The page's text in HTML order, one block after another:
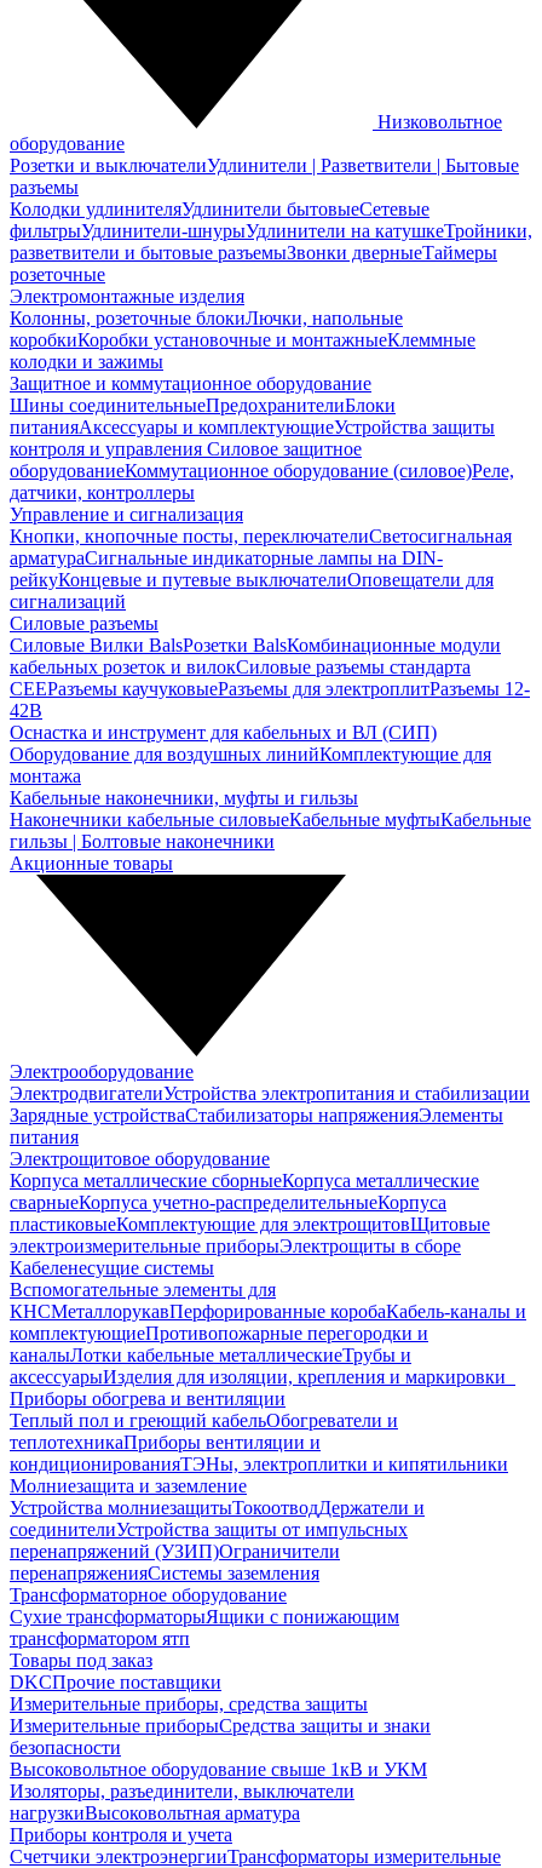
Низковольтное
оборудование
Розетки и выключателиУдлинители | Разветвители | Бытовые
разъемы
Колодки удлинителяУдлинители бытовыеСетевые
фильтрыУдлинители-шнурыУдлинители на катушкеТройники,
разветвители и бытовые разъемыЗвонки дверныеТаймеры
розеточные
Электромонтажные изделия
Колонны, розеточные блокиЛючки, напольные
коробкиКоробки установочные и монтажныеКлеммные
колодки и зажимы
Защитное и коммутационное оборудование
Шины соединительныеПредохранителиБлоки
питанияАксессуары и комплектующиеУстройства защиты
контроля и управления Силовое защитное
оборудованиеКоммутационное оборудование (силовое)Реле,
датчики, контроллеры
Управление и сигнализация
Кнопки, кнопочные посты, переключателиСветосигнальная
арматураСигнальные индикаторные лампы на DIN-
рейкуКонцевые и путевые выключателиОповещатели для
сигнализаций
Силовые разъемы
Силовые Вилки BalsРозетки BalsКомбинационные модули
кабельных розеток и вилокСиловые разъемы стандарта
CEEРазъемы каучуковыеРазъемы для электроплитРазъемы 12-
42В
Оснастка и инструмент для кабельных и ВЛ (СИП)
Оборудование для воздушных линийКомплектующие для
монтажа
Кабельные наконечники, муфты и гильзы
Наконечники кабельные силовыеКабельные муфтыКабельные
гильзы | Болтовые наконечники
Акционные товары
Электрооборудование
ЭлектродвигателиУстройства электропитания и стабилизации
Зарядные устройстваСтабилизаторы напряженияЭлементы
питания
Электрощитовое оборудование
Корпуса металлические сборныеКорпуса металлические
сварныеКорпуса учетно-распределительныеКорпуса
пластиковыеКомплектующие для электрощитовЩитовые
электроизмерительные приборыЭлектрощиты в сборе
Кабеленесущие системы
Вспомогательные элементы для
КНСМеталлорукавПерфорированные коробаКабель-каналы и
комплектующиеПротивопожарные перегородки и
каналыЛотки кабельные металлическиеТрубы и
аксессуарыИзделия для изоляции, крепления и маркировки
Приборы обогрева и вентиляции
Теплый пол и греющий кабельОбогреватели и
теплотехникаПриборы вентиляции и
кондиционированияТЭНы, электроплитки и кипятильники
Молниезащита и заземление
Устройства молниезащитыТокоотводДержатели и
соединителиУстройства защиты от импульсных
перенапряжений (УЗИП)Ограничители
перенапряженияСистемы заземления
Трансформаторное оборудование
Сухие трансформаторыЯщики с понижающим
трансформатором ятп
Товары под заказ
DKCПрочие поставщики
Измерительные приборы, средства защиты
Измерительные приборыСредства защиты и знаки
безопасности
Высоковольтное оборудование свыше 1кВ и УКМ
Изоляторы, разъединители, выключатели
нагрузкиВысоковольтная арматура
Приборы контроля и учета
Счетчики электроэнергииТрансформаторы измерительные